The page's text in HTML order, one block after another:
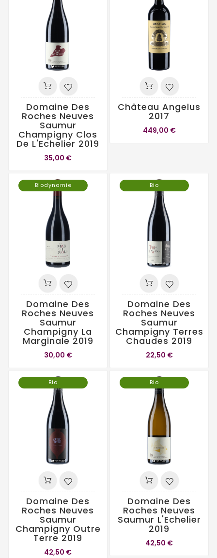
Domaine Des
Roches Neuves
Saumur
Champigny Clos
De L'Echelier 2019
35,00 €
Château Angelus
2017
449,00 €
Biodynamie
Domaine Des
Roches Neuves
Saumur
Champigny La
Marginale 2019
30,00 €
Bio
Domaine Des
Roches Neuves
Saumur
Champigny Terres
Chaudes 2019
22,50 €
Bio
Domaine Des
Roches Neuves
Saumur
Champigny Outre
Terre 2019
42,50 €
Bio
Domaine Des
Roches Neuves
Saumur L'Echelier
2019
42,50 €